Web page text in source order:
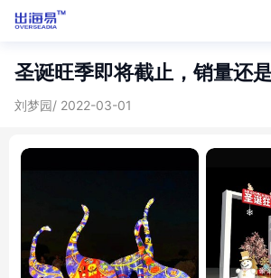
圣诞旺季即将截止，销量还
刘梦园/ 2022-03-01